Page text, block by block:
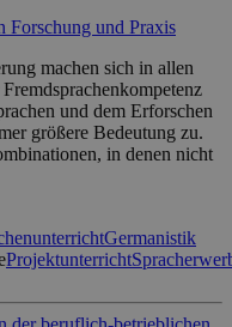
und Praxis
machen sich in allen
und dem Erforschen
größere Bedeutung zu.
in denen nicht
Germanistik
Projektunterricht